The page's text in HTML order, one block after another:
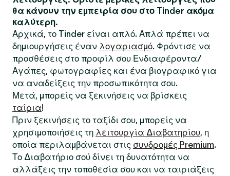
θα κάνουν την εμπειρία σου στο Tinder ακόμα
καλύτερη.
Αρχικά, το Tinder είναι απλό. Απλά πρέπει να
δημιουργήσεις έναν λογαριασμό. Φρόντισε να
προσθέσεις στο προφίλ σου Ενδιαφέροντα/
Αγάπες, φωτογραφίες και ένα βιογραφικό για
να αναδείξεις την προσωπικότητα σου.
Μετά, μπορείς να ξεκινήσεις να βρίσκεις
ταίρια!
Πριν ξεκινήσεις το ταξίδι σου, μπορείς να
χρησιμοποιήσεις τη λειτουργία Διαβατηρίου, η
οποία περιλαμβάνεται στις συνδρομές Premium.
Το Διαβατήριο σού δίνει τη δυνατότητα να
αλλάξεις την τοποθεσία σου και να ταιριάξεις